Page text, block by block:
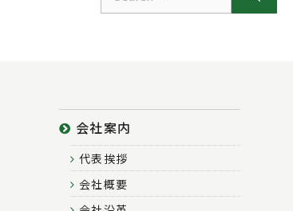
for:
会社案内
代表挨拶
会社概要